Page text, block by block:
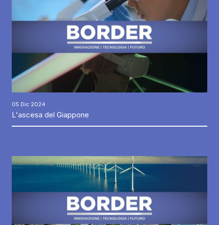
05 Dic 2024
L'ascesa del Giappone